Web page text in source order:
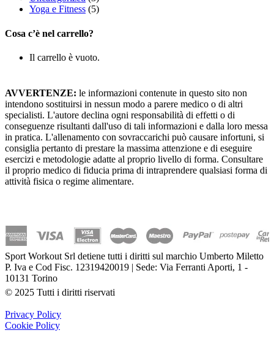
Yoga e Fitness (5)
Cosa c’è nel carrello?
Il carrello è vuoto.
AVVERTENZE: le informazioni contenute in questo sito non
intendono sostituirsi in nessun modo a parere medico o di altri
specialisti. L'autore declina ogni responsabilità di effetti o di
conseguenze risultanti dall'uso di tali informazioni e dalla loro messa
in pratica. L'allenamento con sovraccarichi può causare infortuni, si
consiglia pertanto di prestare la massima attenzione e di eseguire
esercizi e metodologie adatte al proprio livello di forma. Consultare
il proprio medico di fiducia prima di intraprendere qualsiasi forma di
attività fisica o regime alimentare.
Sport Workout Srl detiene tutti i diritti sul marchio Umberto Miletto
P. Iva e Cod Fisc. 12319420019 | Sede: Via Ferranti Aporti, 1 -
10131 Torino
© 2025 Tutti i diritti riservati
Privacy Policy
Cookie Policy